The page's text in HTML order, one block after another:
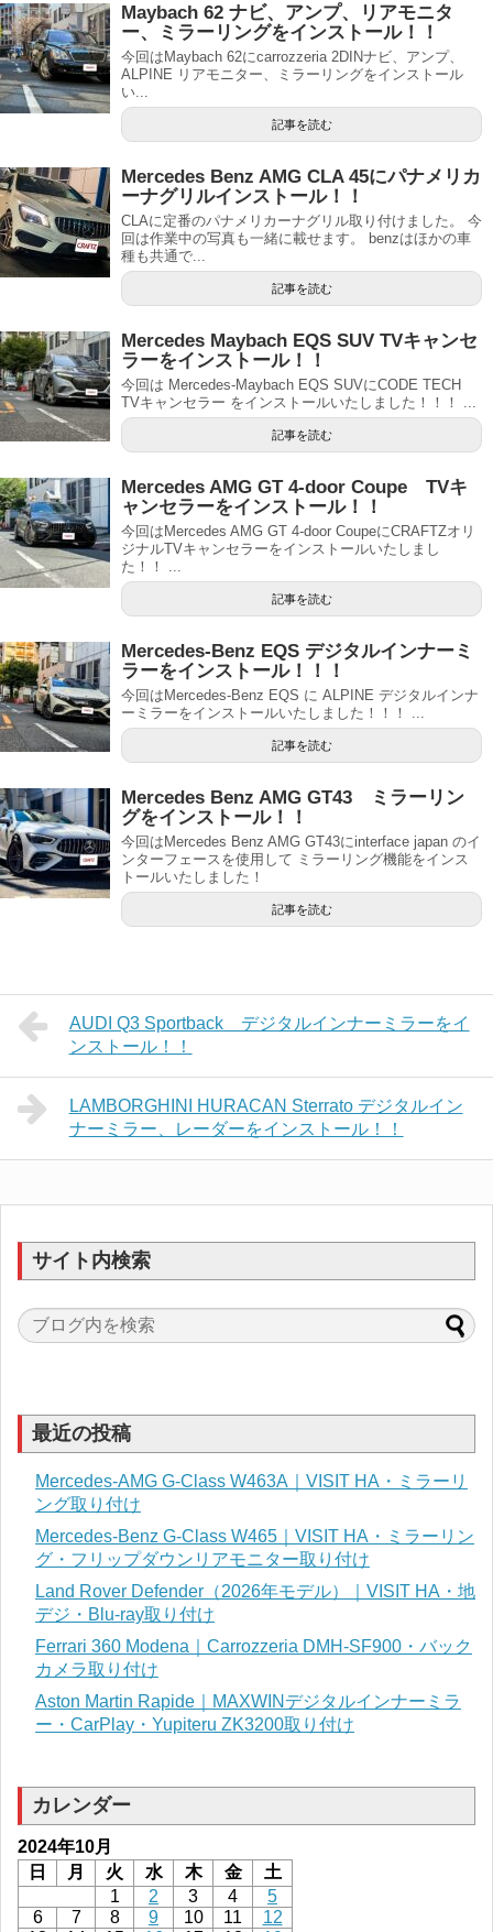
Maybach 62 ナビ、アンプ、リアモニタ
ー、ミラーリングをインストール！！
今回はMaybach 62にcarrozzeria 2DINナビ、アンプ、
ALPINE リアモニター、ミラーリングをインストール
い...
記事を読む
Mercedes Benz AMG CLA 45にパナメリカ
ーナグリルインストール！！
CLAに定番のパナメリカーナグリル取り付けました。 今
回は作業中の写真も一緒に載せます。 benzはほかの車
種も共通で...
記事を読む
Mercedes Maybach EQS SUV TVキャンセ
ラーをインストール！！
今回は Mercedes-Maybach EQS SUVにCODE TECH
TVキャンセラー をインストールいたしました！！！ ...
記事を読む
Mercedes AMG GT 4-door Coupe TVキ
ャンセラーをインストール！！
今回はMercedes AMG GT 4-door CoupeにCRAFTZオリ
ジナルTVキャンセラーをインストールいたしまし
た！！ ...
記事を読む
Mercedes-Benz EQS デジタルインナーミ
ラーをインストール！！！
今回はMercedes-Benz EQS に ALPINE デジタルインナ
ーミラーをインストールいたしました！！！ ...
記事を読む
Mercedes Benz AMG GT43 ミラーリン
グをインストール！！
今回はMercedes Benz AMG GT43にinterface japan のイ
ンターフェースを使用して ミラーリング機能をインス
トールいたしました！
記事を読む
AUDI Q3 Sportback デジタルインナーミラーをイ
ンストール！！
LAMBORGHINI HURACAN Sterrato デジタルイン
ナーミラー、レーダーをインストール！！
サイト内検索
最近の投稿
Mercedes-AMG G-Class W463A｜VISIT HA・ミラーリ
ング取り付け
Mercedes-Benz G-Class W465｜VISIT HA・ミラーリン
グ・フリップダウンリアモニター取り付け
Land Rover Defender（2026年モデル）｜VISIT HA・地
デジ・Blu-ray取り付け
Ferrari 360 Modena｜Carrozzeria DMH-SF900・バック
カメラ取り付け
Aston Martin Rapide｜MAXWINデジタルインナーミラ
ー・CarPlay・Yupiteru ZK3200取り付け
カレンダー
2024年10月
日
月 火 水 木 金
土
1
2 3 4
5
6
7 8 9 10 11
12